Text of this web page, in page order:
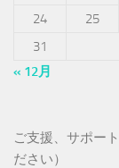
24
25
31
« 12月
ご支援、サポー
ださい）